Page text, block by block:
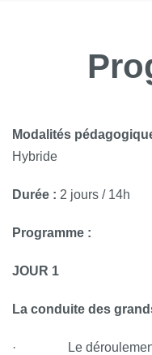
Modalités
Hybride
Durée : 2 jours / 14h
Programme :
JOUR 1
La conduite des
· Le déroulement